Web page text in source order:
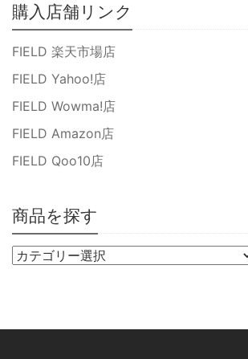
購入店舗リンク
FIELD 楽天市場店
FIELD Yahoo!店
FIELD Wowma!店
FIELD Amazon店
FIELD Qoo10店
商品を探す